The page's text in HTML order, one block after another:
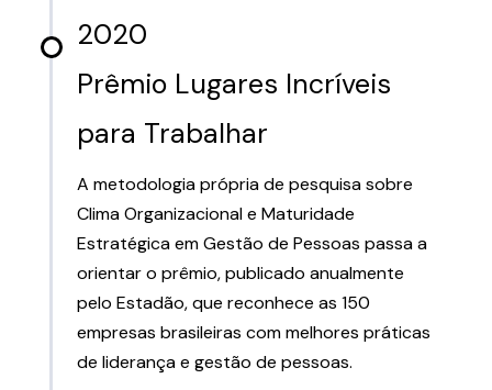
2020
Prêmio Lugares Incríveis
para Trabalhar
A metodologia própria de pesquisa sobre
Clima Organizacional e Maturidade
Estratégica em Gestão de Pessoas passa a
orientar o prêmio, publicado anualmente
pelo Estadão, que reconhece as 150
empresas brasileiras com melhores práticas
de liderança e gestão de pessoas.